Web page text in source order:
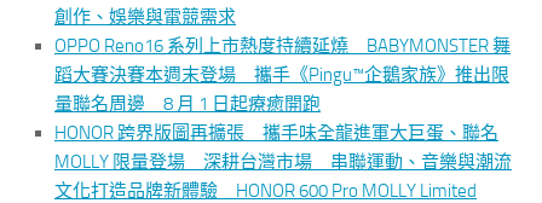
創作、娛樂與電競需求
OPPO Reno16 系列上市熱度持續延燒 BABYMONSTER 舞
蹈大賽決賽本週末登場 攜手《Pingu™企鵝家族》推出限
量聯名周邊 8 月 1 日起療癒開跑
HONOR 跨界版圖再擴張 攜手味全龍進軍大巨蛋、聯名
MOLLY 限量登場 深耕台灣市場 串聯運動、音樂與潮流
文化打造品牌新體驗 HONOR 600 Pro MOLLY Limited